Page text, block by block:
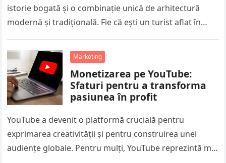
istorie bogată și o combinație unică de arhitectură
modernă și tradițională. Fie că ești un turist aflat în…
Marketing
Monetizarea pe YouTube:
Sfaturi pentru a transforma
pasiunea în profit
YouTube a devenit o platformă crucială pentru
exprimarea creativității și pentru construirea unei
audiențe globale. Pentru mulți, YouTube reprezintă mai